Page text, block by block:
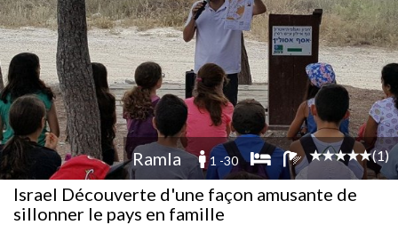
Ramla 1 -30 (1)
Israel Découverte d'une façon amusante de
sillonner le pays en famille